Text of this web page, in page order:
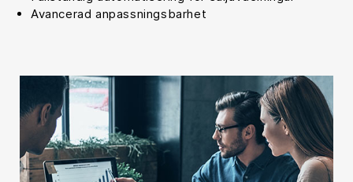
Avancerad anpassningsbarhet